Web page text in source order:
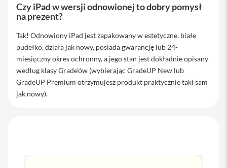
i
a
P
a
A
p
p
Czy iPad w wersji odnowionej to dobry pomysł
na prezent?
Tak! Odnowiony iPad jest zapakowany w estetyczne, białe
pudełko, działa jak nowy, posiada gwarancję lub 24-
miesięczny okres ochronny, a jego stan jest dokładnie opisany
według klasy Grade’ów (wybierając GradeUP New lub
GradeUP Premium otrzymujesz produkt praktycznie taki sam
jak nowy).